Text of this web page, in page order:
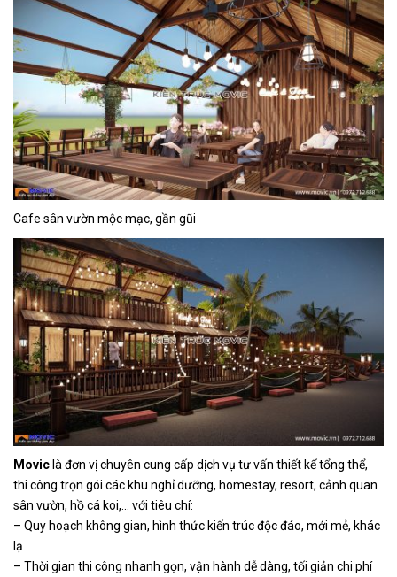
Cafe sân vườn mộc mạc, gần gũi
Movic là đơn vị chuyên cung cấp dịch vụ tư vấn thiết kế tổng thể,
thi công trọn gói các khu nghỉ dưỡng, homestay, resort, cảnh quan
sân vườn, hồ cá koi,… với tiêu chí:
– Quy hoạch không gian, hình thức kiến trúc độc đáo, mới mẻ, khác
lạ
– Thời gian thi công nhanh gọn, vận hành dễ dàng, tối giản chi phí